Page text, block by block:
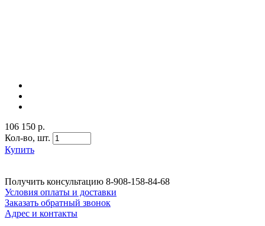
106 150 р.
Кол-во, шт.
Купить
Получить консультацию 8-908-158-84-68
Условия оплаты и доставки
Заказать обратный звонок
Адрес и контакты